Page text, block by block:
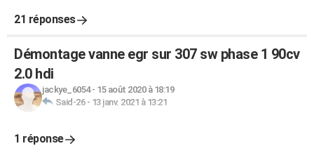
21 réponses
Démontage vanne egr sur 307 sw phase 1 90cv
2.0 hdi
jackye_6054- 15 août 2020 à 18:19
Said-26- 13 janv. 2021 à 13:21
1 réponse